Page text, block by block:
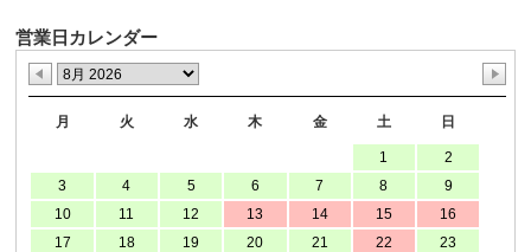
営業日カレンダー
月 火 水 木 金 土 日
1
2
3
4 5 6 7 8
9
10
11 12 13 14 15
16
17
18 19 20 21 22
23